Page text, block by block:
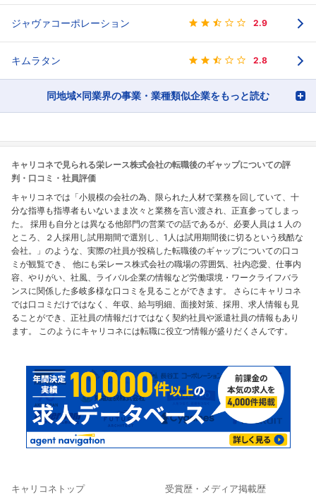
ジャヴァコーポレーション 2.9
キムラタン 2.8
同地域×同業界の事業・業種類似企業をもっと読む
キャリコネで見られる栄レース株式会社の転職後のギャップについての評
判・口コミ・社員評価
キャリコネでは「小規模の会社の為、限られた人材で業務を回していて、十
分な指導も指導者もいないまま次々と業務を言い渡され、正直参ってしまっ
た。 採用も自分とは異なる他部門の営業での話であるが、必要人員は１人の
ところ、２人採用し試用期間で選別し、1人は試用期間後に切るという残酷な
会社。」のような、実際の社員が投稿した転職後のギャップについての口コ
ミが観覧でき、 他にも栄レース株式会社の職場の雰囲気、社内恋愛、仕事内
容、やりがい、社風、ライバル企業の情報など労働環境・ワークライフバラ
ンスに関係した多岐多様な口コミを見ることができます。 さらにキャリコネ
では口コミだけではなく、年収、給与明細、面接対策、採用、求人情報も見
ることができ、正社員の情報だけではなく契約社員や派遣社員の情報もあり
ます。 このようにキャリコネには転職に役立つ情報が盛りだくさんです。
キャリコネトップ 受賞歴・メディア掲載歴